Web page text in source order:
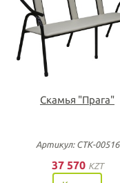
Скамья "Прага"
Артикул: СТК-00516
37 570 KZT